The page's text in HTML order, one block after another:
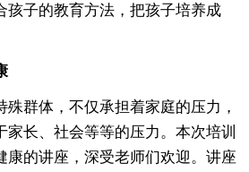
孩子的教育方法，把孩子培养成
群体，不仅承担着家庭的压力，
家长、社会等等的压力。本次培训
康的讲座，深受老师们欢迎。讲座